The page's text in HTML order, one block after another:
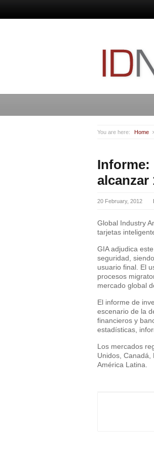
You are here: Home
Informe:
alcanzar
20 February, 2012
Global Industry
tarjetas
GIA adjudica
seguridad,
usuario final. El
procesos
mercado global
El informe de
escenario de la
financieros y
estadísticas,
Los mercados
Unidos, Canadá,
América Latina.